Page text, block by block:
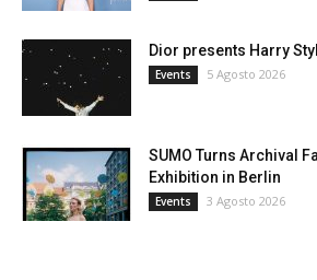
Dior presents Harry
Events 5 Agosto 2026
SUMO Turns Archival
Exhibition in Berlin
Events 3 Agosto 2026